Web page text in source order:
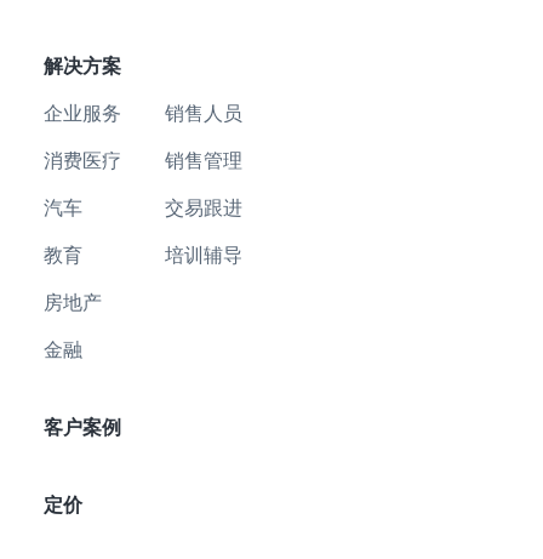
解决方案
企业服务
消费医疗
汽车
教育
房地产
金融
销售人员
销售管理
交易跟进
培训辅导
客户案例
定价